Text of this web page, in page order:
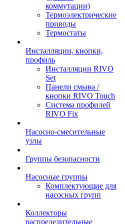
коммутации)
Термоэлектрические
приводы
Термостаты
Инсталляции, кнопки,
профиль
Инсталляции RIVO
Set
Панели смыва /
кнопки RIVO Touch
Система профилей
RIVO Fix
Насосно-смесительные
узлы
Группы безопасности
Насосные группы
Комплектующие для
насосных групп
Коллекторы
распределительные